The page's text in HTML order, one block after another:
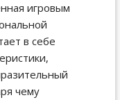
игровым
в себе
чему